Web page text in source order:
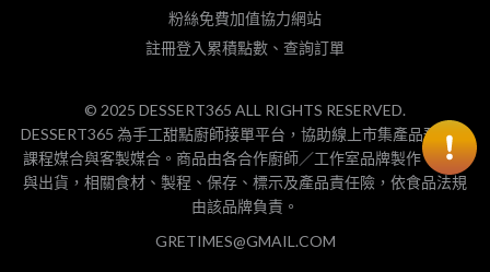
粉絲免費加值協力網站
註冊登入累積點數、查詢訂單
© 2025 DESSERT365 ALL RIGHTS RESERVED.
DESSERT365 為手工甜點廚師接單平台，協助線上市集產品預購、
課程媒合與客製媒合。商品由各合作廚師／工作室品牌製作、包裝
與出貨，相關食材、製程、保存、標示及產品責任險，依食品法規
由該品牌負責。
GRETIMES@GMAIL.COM